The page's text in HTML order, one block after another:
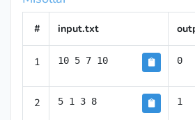
# input.txt
1 10 5 7 10 0
2 5 1 3 8 1